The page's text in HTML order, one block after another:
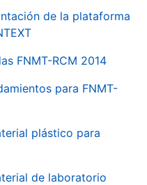
de la plataforma
FNMT-RCM 2014
para FNMT-
plástico para
de laboratorio